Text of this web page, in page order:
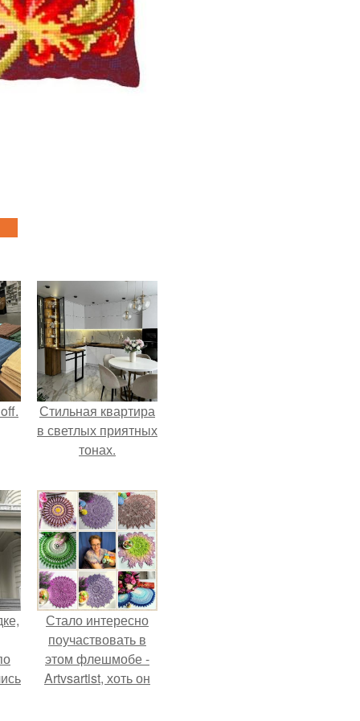
Стильная квартира
в светлых приятных
тонах.
Стало интересно
поучаствовать в
этом флешмобе -
Artvsartist, хоть он